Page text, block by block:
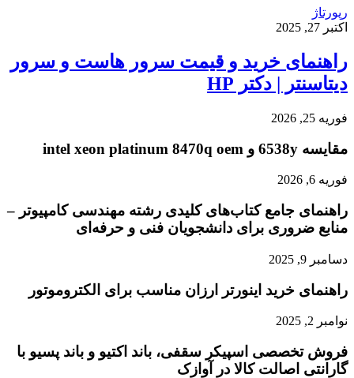
رپورتاژ
اکتبر 27, 2025
راهنمای خرید و قیمت سرور هاست و سرور
دیتاسنتر | دکتر HP
فوریه 25, 2026
مقایسه 6538y و intel xeon platinum 8470q oem
فوریه 6, 2026
راهنمای جامع کتاب‌های کلیدی رشته مهندسی کامپیوتر –
منابع ضروری برای دانشجویان فنی و حرفه‌ای
دسامبر 9, 2025
راهنمای خرید اینورتر ارزان مناسب برای الکتروموتور
نوامبر 2, 2025
فروش تخصصی اسپیکر سقفی، باند اکتیو و باند پسیو با
گارانتی اصالت کالا در آوازک